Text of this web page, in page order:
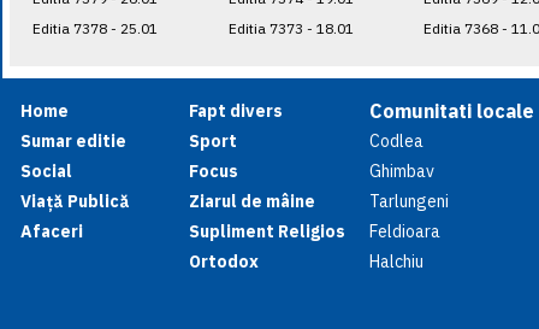
Editia 7378 - 25.01
Editia 7373 - 18.01
Editia 7368 -
Home
Sumar editie
Social
Viață Publică
Afaceri
Fapt divers
Sport
Focus
Ziarul de mâine
Supliment Religios
Ortodox
Comunitati locale
Codlea
Ghimbav
Tarlungeni
Feldioara
Halchiu